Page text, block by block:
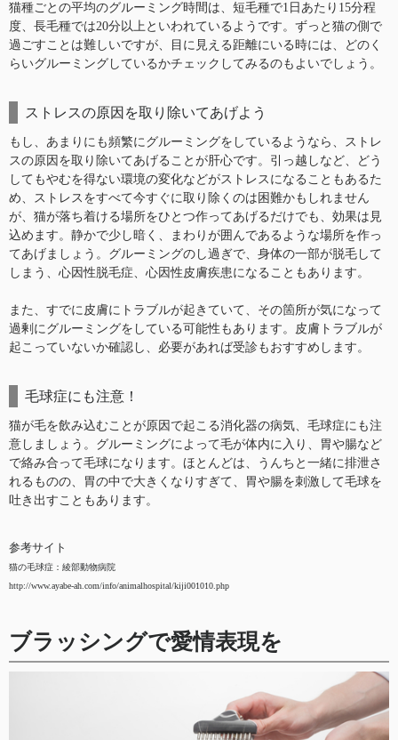
猫種ごとの平均のグルーミング時間は、短毛種で1日あたり15分程
度、長毛種では20分以上といわれているようです。ずっと猫の側で
過ごすことは難しいですが、目に見える距離にいる時には、どのく
らいグルーミングしているかチェックしてみるのもよいでしょう。
ストレスの原因を取り除いてあげよう
もし、あまりにも頻繁にグルーミングをしているようなら、ストレ
スの原因を取り除いてあげることが肝心です。引っ越しなど、どう
してもやむを得ない環境の変化などがストレスになることもあるた
め、ストレスをすべて今すぐに取り除くのは困難かもしれません
が、猫が落ち着ける場所をひとつ作ってあげるだけでも、効果は見
込めます。静かで少し暗く、まわりが囲んであるような場所を作っ
てあげましょう。グルーミングのし過ぎで、身体の一部が脱毛して
しまう、心因性脱毛症、心因性皮膚疾患になることもあります。
また、すでに皮膚にトラブルが起きていて、その箇所が気になって
過剰にグルーミングをしている可能性もあります。皮膚トラブルが
起こっていないか確認し、必要があれば受診もおすすめします。
毛球症にも注意！
猫が毛を飲み込むことが原因で起こる消化器の病気、毛球症にも注
意しましょう。グルーミングによって毛が体内に入り、胃や腸など
で絡み合って毛球になります。ほとんどは、うんちと一緒に排泄さ
れるものの、胃の中で大きくなりすぎて、胃や腸を刺激して毛球を
吐き出すこともあります。
参考サイト
猫の毛球症：綾部動物病院
http://www.ayabe-ah.com/info/animalhospital/kiji001010.php
ブラッシングで愛情表現を